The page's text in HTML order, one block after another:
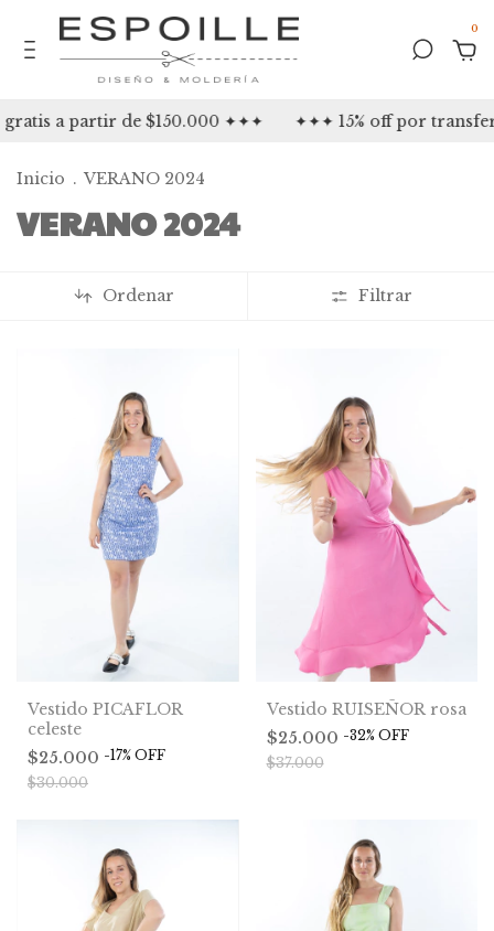
0
a partir de $150.000 ✦✦✦ ✦✦✦ 15% off por
Inicio . VERANO 2024
VERANO 2024
Ordenar Filtrar
Vestido PICAFLOR
celeste
$25.000 -17% OFF
$30.000
Vestido RUISEÑOR rosa
$25.000 -32% OFF
$37.000